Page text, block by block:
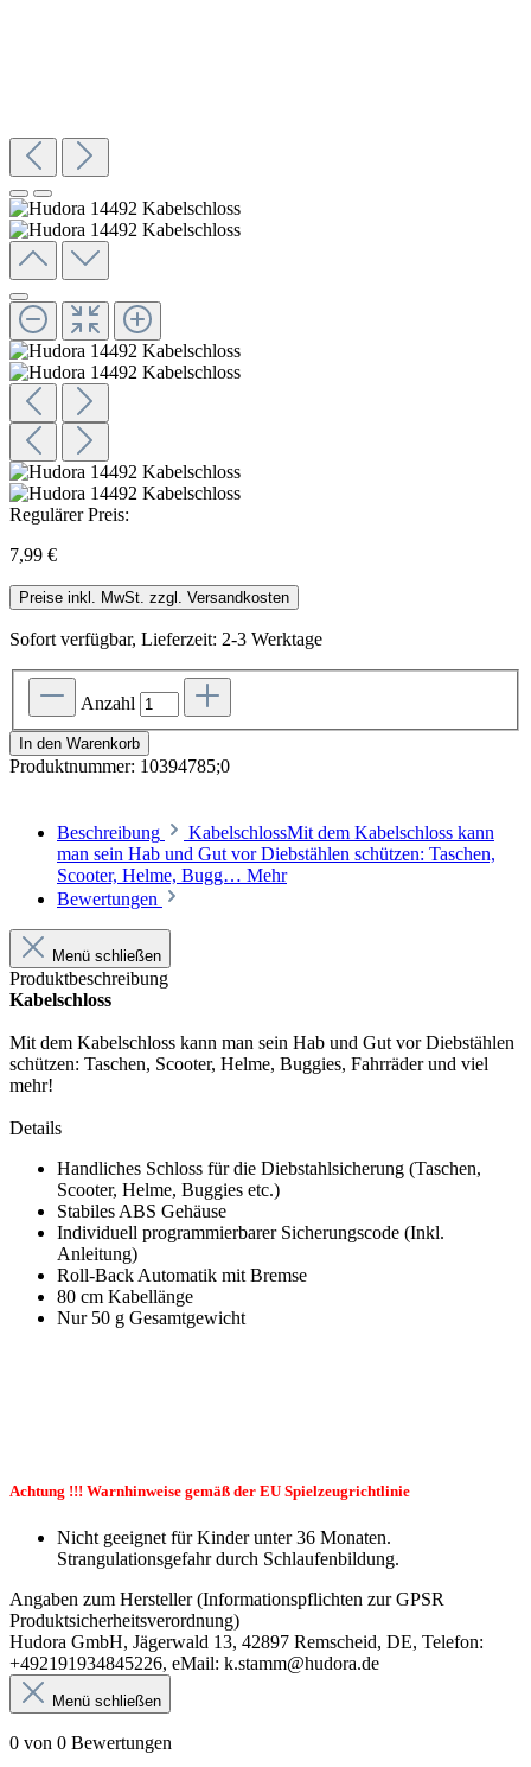
Regulärer Preis:
7,99 €
Preise inkl. MwSt. zzgl. Versandkosten
Sofort verfügbar, Lieferzeit: 2-3 Werktage
Anzahl
In den Warenkorb
Produktnummer: 10394785;0
Beschreibung
KabelschlossMit dem Kabelschloss kann
man sein Hab und Gut vor Diebstählen schützen: Taschen,
Scooter, Helme, Bugg… Mehr
Bewertungen
Menü schließen
Produktbeschreibung
Kabelschloss
Mit dem Kabelschloss kann man sein Hab und Gut vor Diebstählen
schützen: Taschen, Scooter, Helme, Buggies, Fahrräder und viel
mehr!
Details
Handliches Schloss für die Diebstahlsicherung (Taschen,
Scooter, Helme, Buggies etc.)
Stabiles ABS Gehäuse
Individuell programmierbarer Sicherungscode (Inkl.
Anleitung)
Roll-Back Automatik mit Bremse
80 cm Kabellänge
Nur 50 g Gesamtgewicht
Achtung !!! Warnhinweise gemäß der EU Spielzeugrichtlinie
Nicht geeignet für Kinder unter 36 Monaten.
Strangulationsgefahr durch Schlaufenbildung.
Angaben zum Hersteller (Informationspflichten zur GPSR
Produktsicherheitsverordnung)
Hudora GmbH, Jägerwald 13, 42897 Remscheid, DE, Telefon:
+492191934845226, eMail: k.stamm@hudora.de
Menü schließen
0 von 0 Bewertungen